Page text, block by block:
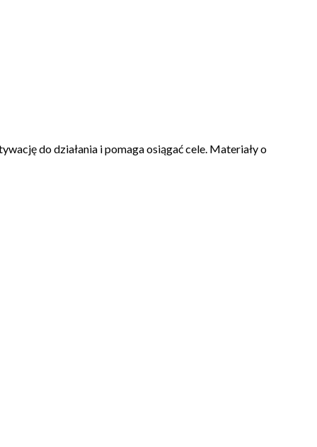
do działania i pomaga osiągać cele. Materiały o